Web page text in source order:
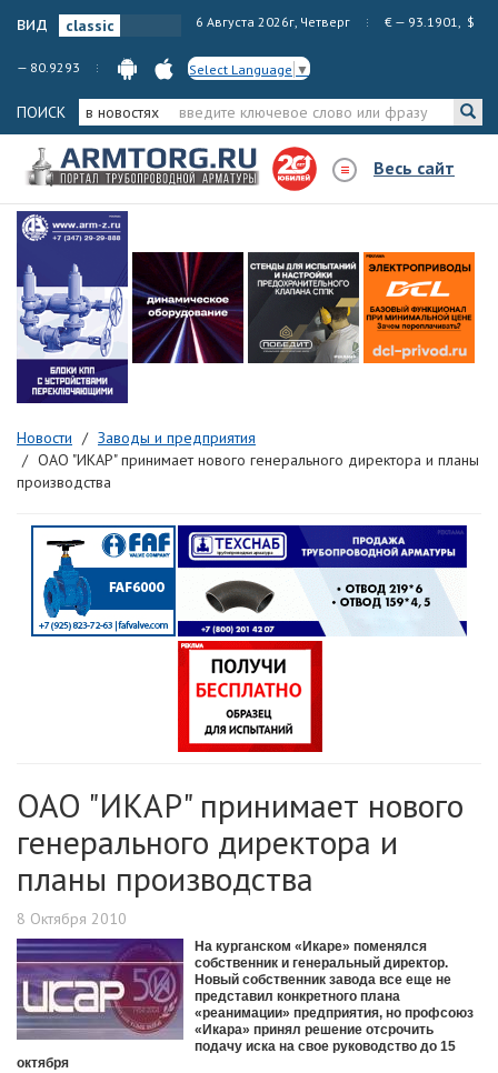
вид 6 Августа 2026г, Четверг € — 93.1901, $
— 80.9293 Select Language ▼
ПОИСК в новостях
Весь сайт
Новости
Заводы и предприятия
ОАО "ИКАР" принимает нового генерального директора и планы
производства
ОАО "ИКАР" принимает нового
генерального директора и
планы производства
8 Октября 2010
На курганском «Икаре» поменялся
собственник и генеральный директор.
Новый собственник завода все еще не
представил конкретного плана
«реанимации» предприятия, но профсоюз
«Икара» принял решение отсрочить
подачу иска на свое руководство до 15
октября